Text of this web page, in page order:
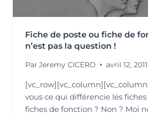
Fiche de poste ou fiche de
n’est pas la question !
Par Jeremy CICERO avril 12, 2011
vous ce qui différencie les
fiches de fonction ? Non ? Moi